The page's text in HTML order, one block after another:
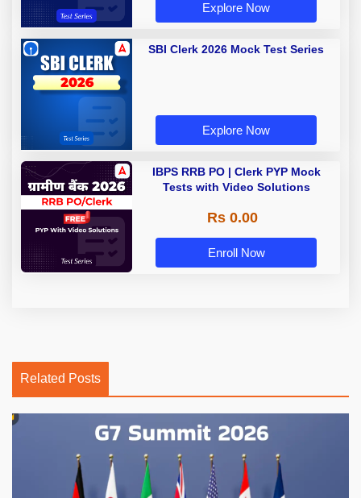
Explore Now
SBI Clerk 2026 Mock Test Series
Explore Now
IBPS RRB PO | Clerk PYP Mock
Tests with Video Solutions
Rs 0.00
Enroll Now
Related Posts